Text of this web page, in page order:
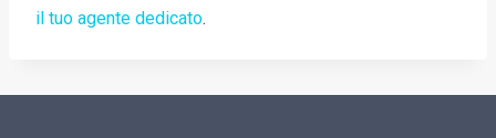
il tuo agente dedicato.